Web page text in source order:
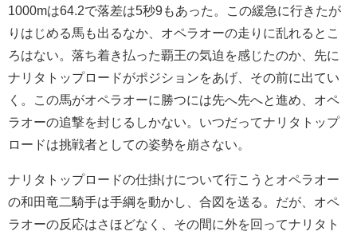
1000mは64.2で落差は5秒9もあった。この緩急に行きたが
りはじめる馬も出るなか、オペラオーの走りに乱れるとこ
ろはない。落ち着き払った覇王の気迫を感じたのか、先に
ナリタトップロードがポジションをあげ、その前に出てい
く。この馬がオペラオーに勝つには先へ先へと進め、オペ
ラオーの追撃を封じるしかない。いつだってナリタトップ
ロードは挑戦者としての姿勢を崩さない。
ナリタトップロードの仕掛けについて行こうとオペラオー
の和田竜二騎手は手綱を動かし、合図を送る。だが、オペ
ラオーの反応はさほどなく、その間に外を回ってナリタト